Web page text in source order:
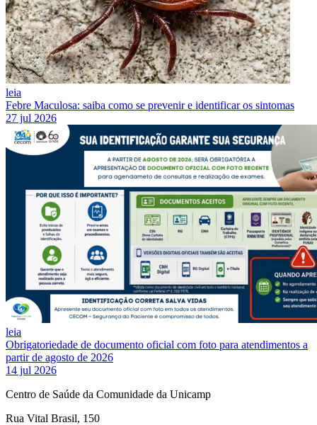
leia
Febre Maculosa: saiba como se prevenir e identificar os sintomas
27 jul 2026
leia
Obrigatoriedade de documento oficial com foto para atendimentos a
partir de agosto de 2026
14 jul 2026
Centro de Saúde da Comunidade da Unicamp
Rua Vital Brasil, 150